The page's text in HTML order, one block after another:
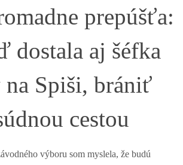
prepúšťa:
dostala aj šéfka
na Spiši, brániť
cestou
výboru som myslela, že budú